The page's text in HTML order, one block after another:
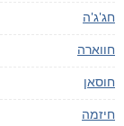
חג'ג'ה
חווארה
חוסאן
חיזמה